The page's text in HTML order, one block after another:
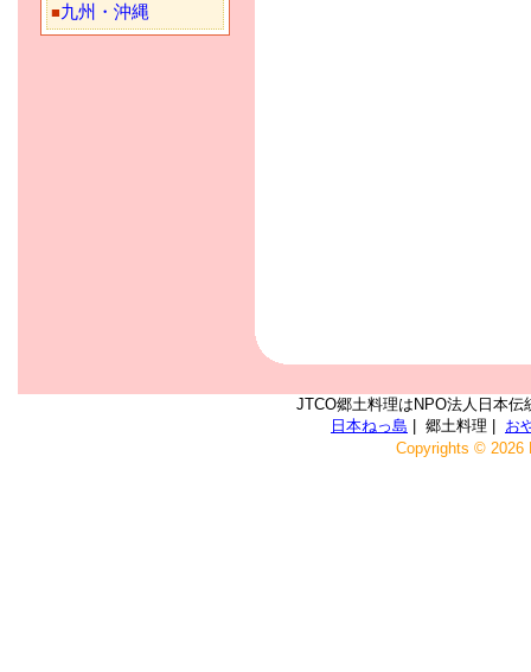
■九州・沖縄
JTCO郷土料理はNPO法人日本
日本ねっ島 | 郷土料理 | お
Copyrights © 2026